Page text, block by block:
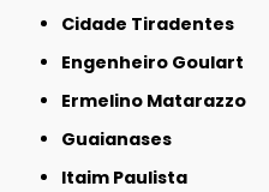
Cidade Tiradentes
Engenheiro Goulart
Ermelino Matarazzo
Guaianases
Itaim Paulista